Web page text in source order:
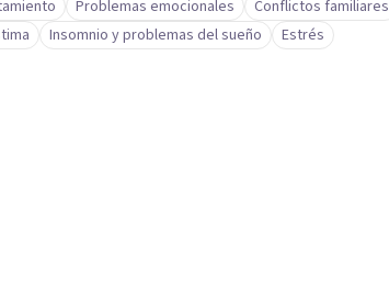
Problemas emocionales Conflictos familiares
Insomnio y problemas del sueño Estrés